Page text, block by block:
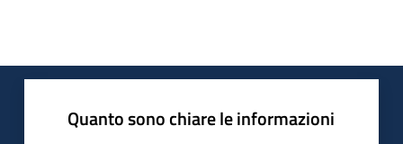
Quanto sono chiare le informazioni